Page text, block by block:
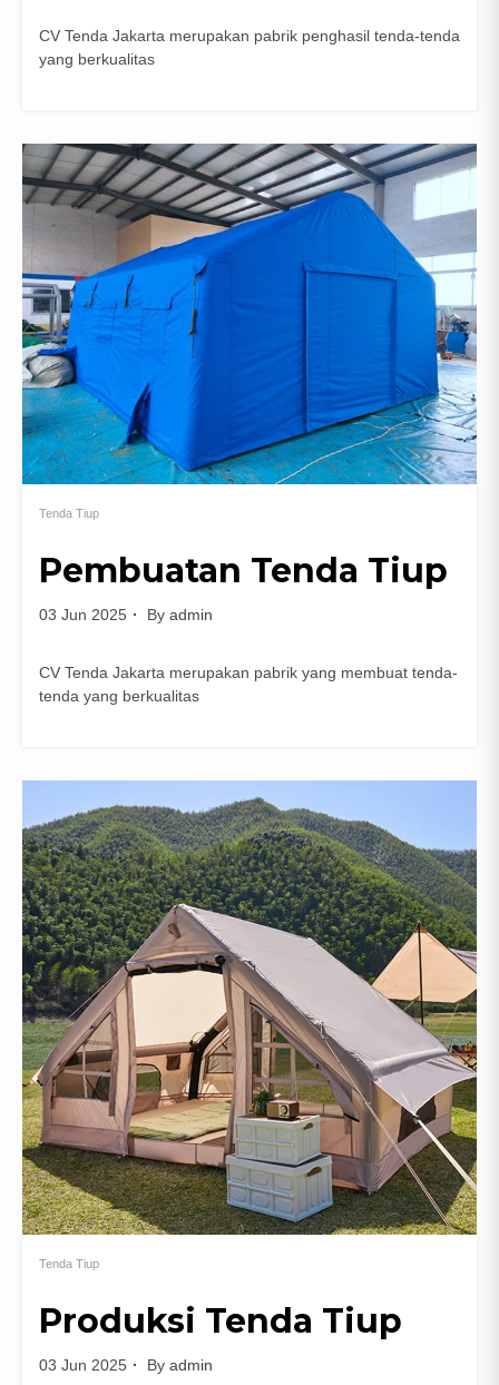
CV Tenda Jakarta merupakan pabrik penghasil tenda-tenda
yang berkualitas
Tenda Tiup
Pembuatan Tenda Tiup
03 Jun 2025 By admin
CV Tenda Jakarta merupakan pabrik yang membuat tenda-
tenda yang berkualitas
Tenda Tiup
Produksi Tenda Tiup
03 Jun 2025 By admin